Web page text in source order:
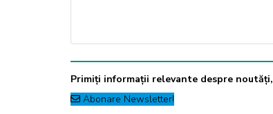
Primiți informații relevante despre
Abonare Newsletter!